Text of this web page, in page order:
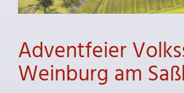
Adventfeier
Weinburg am